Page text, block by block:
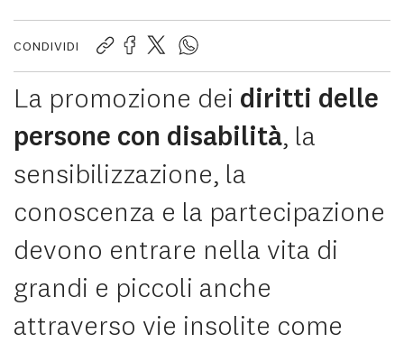
Dona Ora
News & Storie
Press
Who is CBM Italy
Area Riservata
Carrello
CONDIVIDI
La promozione dei diritti delle
persone con disabilità, la
sensibilizzazione, la
conoscenza e la partecipazione
devono entrare nella vita di
grandi e piccoli anche
attraverso vie insolite come